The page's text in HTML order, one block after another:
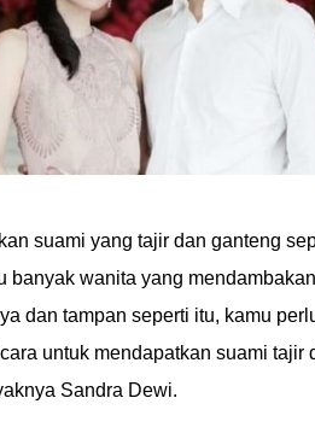
suami yang tajir dan ganteng
banyak wanita yang
dan tampan seperti itu, kamu
untuk mendapatkan suami tajir
Sandra Dewi.